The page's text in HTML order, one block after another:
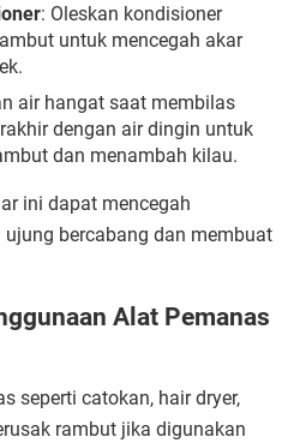
: Oleskan kondisioner
untuk mencegah akar
air hangat saat membilas
dengan air dingin untuk
dan menambah kilau.
ini dapat mencegah
ujung bercabang dan membuat
Alat Pemanas
seperti catokan, hair dryer,
rambut jika digunakan